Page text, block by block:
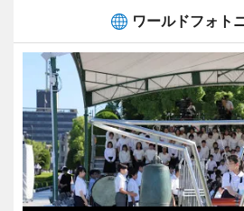
ワールドフォト